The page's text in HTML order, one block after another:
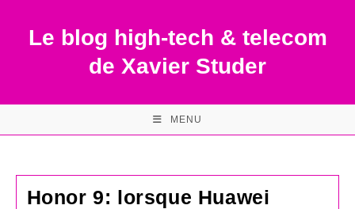
contentLe blog high-tech & telecom
de Xavier Studer
MENU
Honor 9: lorsque Huawei